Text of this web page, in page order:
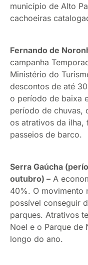
município de Alto
cachoeiras
Fernando de
campanha
Ministério do
descontos de até
o período de baixa
período de chuvas,
os atrativos da ilha,
passeios de barco.
Serra Gaúcha
outubro) – A
40%. O movimento
possível conseguir
parques. Atrativos
Noel e o Parque de
longo do ano.